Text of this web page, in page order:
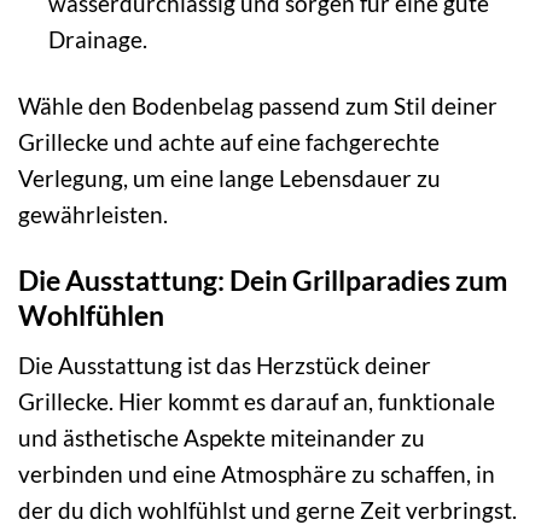
Drainage.
Wähle den Bodenbelag passend zum Stil deiner
Grillecke und achte auf eine fachgerechte
Verlegung, um eine lange Lebensdauer zu
gewährleisten.
Die Ausstattung: Dein Grillparadies zum
Wohlfühlen
Die Ausstattung ist das Herzstück deiner
Grillecke. Hier kommt es darauf an, funktionale
und ästhetische Aspekte miteinander zu
verbinden und eine Atmosphäre zu schaffen, in
der du dich wohlfühlst und gerne Zeit verbringst.